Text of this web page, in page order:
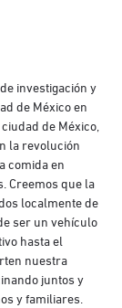
investigación y
de México en
de México,
la revolución
comida en
Creemos que la
localmente de
ser un vehículo
hasta el
nuestra
juntos y
y familiares.